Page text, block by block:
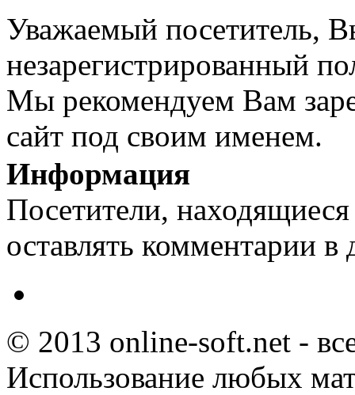
Уважаемый посетитель,
незарегистрированный
Мы рекомендуем Вам
сайт под своим именем.
Информация
Посетители,
оставлять комментарии в
© 2013 online-soft.net -
Использование любых